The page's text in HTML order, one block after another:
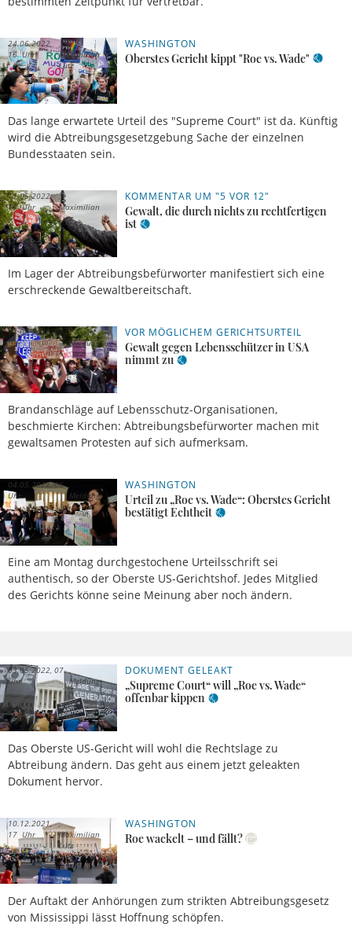
WASHINGTON
Oberstes Gericht kippt "Roe vs. Wade"
Das lange erwartete Urteil des "Supreme Court" ist da. Künftig
wird die Abtreibungsgesetzgebung Sache der einzelnen
Bundesstaaten sein.
24.06.2022,
16 Uhr
Maximilian
Lutz
KOMMENTAR UM "5 VOR 12"
Gewalt, die durch nichts zu rechtfertigen
ist
Im Lager der Abtreibungsbefürworter manifestiert sich eine
erschreckende Gewaltbereitschaft.
11.05.2022,
11 Uhr
Maximilian
Lutz
VOR MÖGLICHEM GERICHTSURTEIL
Gewalt gegen Lebensschützer in USA
nimmt zu
Brandanschläge auf Lebensschutz-Organisationen,
beschmierte Kirchen: Abtreibungsbefürworter machen mit
gewaltsamen Protesten auf sich aufmerksam.
11.05.2022, 07
Uhr
Meldung
WASHINGTON
Urteil zu „Roe vs. Wade“: Oberstes Gericht
bestätigt Echtheit
Eine am Montag durchgestochene Urteilsschrift sei
authentisch, so der Oberste US-Gerichtshof. Jedes Mitglied
des Gerichts könne seine Meinung aber noch ändern.
04.05.2022, 06
Uhr
Meldung
DOKUMENT GELEAKT
„Supreme Court“ will „Roe vs. Wade“
offenbar kippen
Das Oberste US-Gericht will wohl die Rechtslage zu
Abtreibung ändern. Das geht aus einem jetzt geleakten
Dokument hervor.
03.05.2022, 07
Uhr
Meldung
WASHINGTON
Roe wackelt – und fällt?
Der Auftakt der Anhörungen zum strikten Abtreibungsgesetz
von Mississippi lässt Hoffnung schöpfen.
10.12.2021,
17 Uhr
Maximilian
Lutz